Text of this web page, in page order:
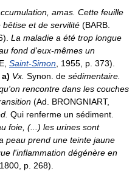
amas. Cette feuille
bêtise et de servilité (BARB.
La maladie a été trop longue
fond d'eux-mêmes un
Saint-Simon , 1955, p. 373).
a) Vx. Synon. de sédimentaire.
rencontre dans les couches
(Ad. BRONGNIART,
Qui renferme un sédiment.
foie, (...) les urines sont
peau prend une teinte jaune
l'inflammation dégénère en
, 1800, p. 268).